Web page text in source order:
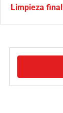
Limpieza